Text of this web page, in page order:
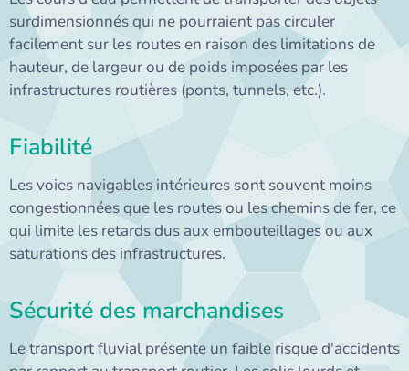
surdimensionnés qui ne pourraient pas circuler
facilement sur les routes en raison des limitations de
hauteur, de largeur ou de poids imposées par les
infrastructures routières (ponts, tunnels, etc.).
Fiabilité
Les voies navigables intérieures sont souvent moins
congestionnées que les routes ou les chemins de fer, ce
qui limite les retards dus aux embouteillages ou aux
saturations des infrastructures.
Sécurité des marchandises
Le transport fluvial présente un faible risque d'accidents